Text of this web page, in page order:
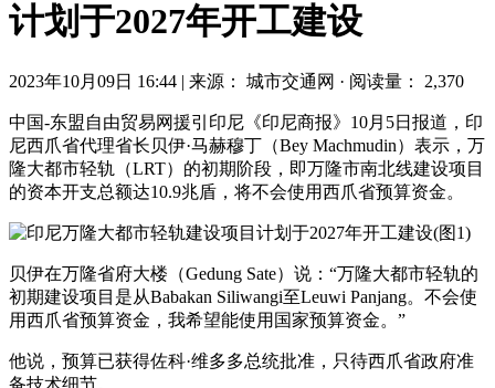
计划于2027年开工建设
2023年10月09日 16:44 | 来源： 城市交通网 · 阅读量： 2,370
中国-东盟自由贸易网援引印尼《印尼商报》10月5日报道，印
尼西爪省代理省长贝伊·马赫穆丁（Bey Machmudin）表示，万
隆大都市轻轨（LRT）的初期阶段，即万隆市南北线建设项目
的资本开支总额达10.9兆盾，将不会使用西爪省预算资金。
贝伊在万隆省府大楼（Gedung Sate）说：“万隆大都市轻轨的
初期建设项目是从Babakan Siliwangi至Leuwi Panjang。不会使
用西爪省预算资金，我希望能使用国家预算资金。”
他说，预算已获得佐科·维多多总统批准，只待西爪省政府准
备技术细节。